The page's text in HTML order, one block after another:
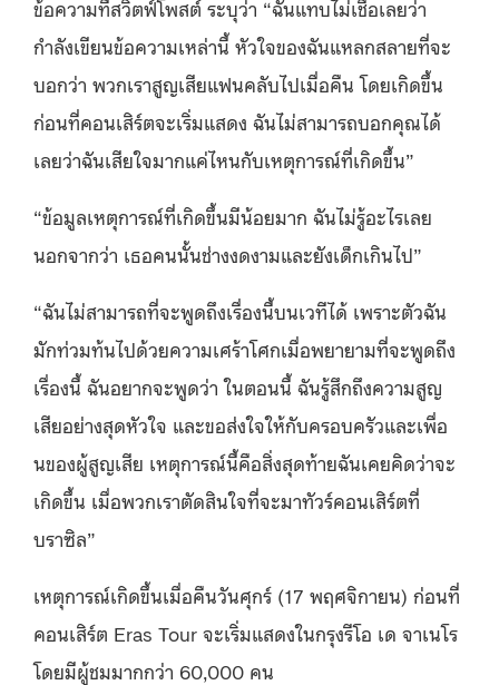
ข้อความที่สวิตฟ์โพสต์ ระบุว่า “ฉันแทบไม่เชื่อเลยว่า
กำลังเขียนข้อความเหล่านี้ หัวใจของฉันแหลกสลายที่จะ
บอกว่า พวกเราสูญเสียแฟนคลับไปเมื่อคืน โดยเกิดขึ้น
ก่อนที่คอนเสิร์ตจะเริ่มแสดง ฉันไม่สามารถบอกคุณได้
เลยว่าฉันเสียใจมากแค่ไหนกับเหตุการณ์ที่เกิดขึ้น”
“ข้อมูลเหตุการณ์ที่เกิดขึ้นมีน้อยมาก ฉันไม่รู้อะไรเลย
นอกจากว่า เธอคนนั้นช่างงดงามและยังเด็กเกินไป”
“ฉันไม่สามารถที่จะพูดถึงเรื่องนี้บนเวทีได้ เพราะตัวฉัน
มักท่วมท้นไปด้วยความเศร้าโศกเมื่อพยายามที่จะพูดถึง
เรื่องนี้ ฉันอยากจะพูดว่า ในตอนนี้ ฉันรู้สึกถึงความสูญ
เสียอย่างสุดหัวใจ และขอส่งใจให้กับครอบครัวและเพื่อ
นของผู้สูญเสีย เหตุการณ์นี้คือสิ่งสุดท้ายฉันเคยคิดว่าจะ
เกิดขึ้น เมื่อพวกเราตัดสินใจที่จะมาทัวร์คอนเสิร์ตที่
บราซิล”
เหตุการณ์เกิดขึ้นเมื่อคืนวันศุกร์ (17 พฤศจิกายน) ก่อนที่
คอนเสิร์ต Eras Tour จะเริ่มแสดงในกรุงรีโอ เด จาเนโร
โดยมีผู้ชมมากกว่า 60,000 คน